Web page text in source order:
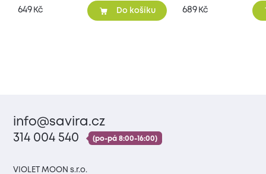
649 Kč Do košíku 689 Kč
info@savira.cz
314 004 540
(po-pá 8:00-16:00)
VIOLET MOON s.r.o.